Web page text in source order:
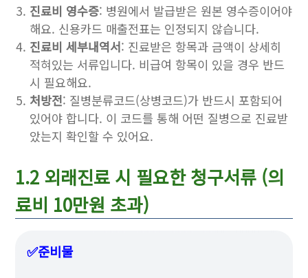
진료비 영수증: 병원에서 발급받은 원본 영수증이어야
해요. 신용카드 매출전표는 인정되지 않습니다.
진료비 세부내역서: 진료받은 항목과 금액이 상세히
적혀있는 서류입니다. 비급여 항목이 있을 경우 반드
시 필요해요.
처방전: 질병분류코드(상병코드)가 반드시 포함되어
있어야 합니다. 이 코드를 통해 어떤 질병으로 진료받
았는지 확인할 수 있어요.
1.2 외래진료 시 필요한 청구서류 (의
료비 10만원 초과)
✅준비물